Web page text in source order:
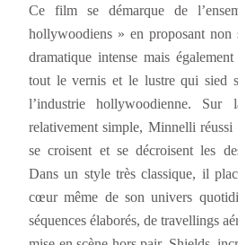
Ce film se démarque de
hollywoodiens » en proposant non
dramatique intense mais
tout le vernis et le lustre qui sied
l’industrie hollywoodienne. Sur
relativement simple, Minnelli
se croisent et se décroisent les
Dans un style très classique, il
cœur même de son univers
séquences élaborés, de travellings